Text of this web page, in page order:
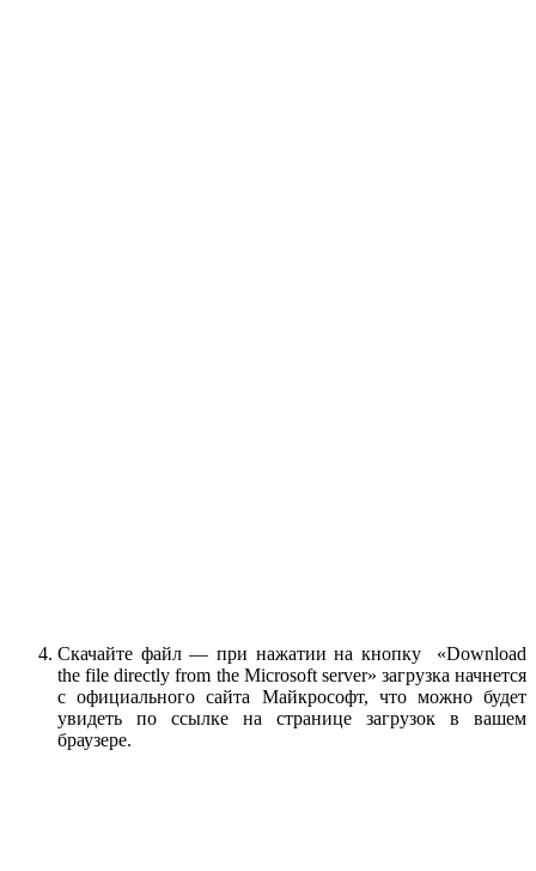
Скачайте файл — при нажатии на кнопку «Download
the file directly from the Microsoft server» загрузка начнется
с официального сайта Майкрософт, что можно будет
увидеть по ссылке на странице загрузок в вашем
браузере.